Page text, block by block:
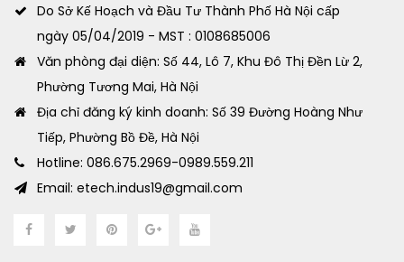
Do Sở Kế Hoạch và Đầu Tư Thành Phố Hà Nội cấp
ngày 05/04/2019 - MST : 0108685006
Văn phòng đại diện: Số 44, Lô 7, Khu Đô Thị Đền Lừ 2,
Phường Tương Mai, Hà Nội
Địa chỉ đăng ký kinh doanh: Số 39 Đường Hoàng Như
Tiếp, Phường Bồ Đề, Hà Nội
Hotline: 086.675.2969-0989.559.211
Email: etech.indus19@gmail.com